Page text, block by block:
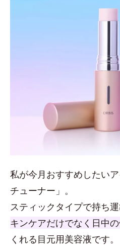
私が今月おすすめしたい
チューナー」。
スティックタイプで持ち運
キンケアだけでなく日中
くれる目元用美容液です。